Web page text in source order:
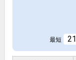
最短 21